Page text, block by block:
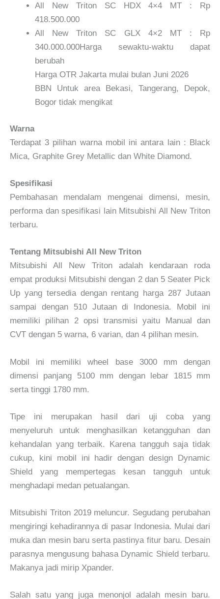
All New Triton SC HDX 4×4 MT : Rp
418.500.000
All New Triton SC GLX 4×2 MT : Rp
340.000.000Harga sewaktu-waktu dapat
berubah
Harga OTR Jakarta mulai bulan Juni 2026
BBN Untuk area Bekasi, Tangerang, Depok,
Bogor tidak mengikat
Warna
Terdapat 3 pilihan warna mobil ini antara lain : Black
Mica, Graphite Grey Metallic dan White Diamond.
Spesifikasi
Pembahasan mendalam mengenai dimensi, mesin,
performa dan spesifikasi lain Mitsubishi All New Triton
terbaru.
Tentang Mitsubishi All New Triton
Mitsubishi All New Triton adalah kendaraan roda
empat produksi Mitsubishi dengan 2 dan 5 Seater Pick
Up yang tersedia dengan rentang harga 287 Jutaan
sampai dengan 510 Jutaan di Indonesia. Mobil ini
memiliki pilihan 2 opsi transmisi yaitu Manual dan
CVT dengan 5 warna, 6 varian, dan 4 pilihan mesin.
Mobil ini memiliki wheel base 3000 mm dengan
dimensi panjang 5100 mm dengan lebar 1815 mm
serta tinggi 1780 mm.
Tipe ini merupakan hasil dari uji coba yang
menyeluruh untuk menghasilkan ketangguhan dan
kehandalan yang terbaik. Karena tangguh saja tidak
cukup, kini mobil ini hadir dengan design Dynamic
Shield yang mempertegas kesan tangguh untuk
menghadapi medan petualangan.
Mitsubishi Triton 2019 meluncur. Segudang perubahan
mengiringi kehadirannya di pasar Indonesia. Mulai dari
muka dan mesin baru serta pastinya fitur baru. Desain
parasnya mengusung bahasa Dynamic Shield terbaru.
Makanya jadi mirip Xpander.
Salah satu yang juga menonjol adalah mesin baru.